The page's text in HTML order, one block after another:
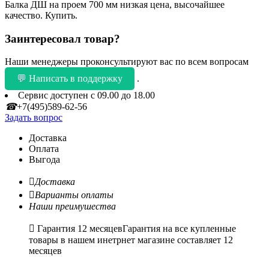
Балка ДШ на проем 700 мм низкая цена, высочайшее
качество. Купить.
Заинтересовал товар?
Наши менеджеры проконсультируют вас по всем вопросам
💬 Написать в поддержку
.
Сервис доступен с 09.00 до 18.00
☎+7(495)589-62-56
Задать вопрос
Доставка
Оплата
Выгода
Доставка
Варианты оплаты
Наши преимушества
 Гарантия 12 месяцевГарантия на все купленные
товары в нашем инетрнет магазине составляет 12
месяцев